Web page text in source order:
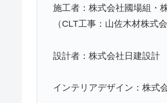
施工者：株式会社國場組・
（CLT工事：山佐木材株式会
設計者：株式会社日建設計
インテリアデザイン：株式